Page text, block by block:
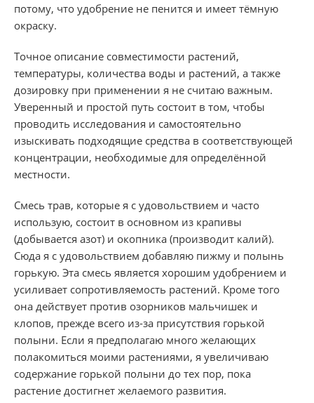
потому, что удобрение не пенится и имеет тёмную
окраску.
Точное описание совместимости растений,
температуры, количества воды и растений, а также
дозировку при применении я не считаю важным.
Уверенный и простой путь состоит в том, чтобы
проводить исследования и самостоятельно
изыскивать подходящие средства в соответствующей
концентрации, необходимые для определённой
местности.
Смесь трав, которые я с удовольствием и часто
использую, состоит в основном из крапивы
(добывается азот) и окопника (производит калий).
Сюда я с удовольствием добавляю пижму и полынь
горькую. Эта смесь является хорошим удобрением и
усиливает сопротивляемость растений. Кроме того
она действует против озорников мальчишек и
клопов, прежде всего из-за присутствия горькой
полыни. Если я предполагаю много желающих
полакомиться моими растениями, я увеличиваю
содержание горькой полыни до тех пор, пока
растение достигнет желаемого развития.